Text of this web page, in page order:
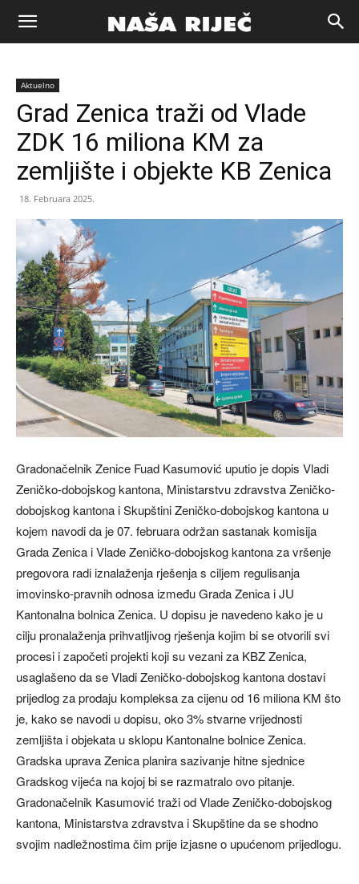
Naša
riječ
Aktuelno
Grad Zenica traži od Vlade
ZDK 16 miliona KM za
zemljište i objekte KB Zenica
18. Februara 2025.
Gradonačelnik Zenice Fuad Kasumović uputio je dopis Vladi
Zeničko-dobojskog kantona, Ministarstvu zdravstva Zeničko-
dobojskog kantona i Skupštini Zeničko-dobojskog kantona u
kojem navodi da je 07. februara održan sastanak komisija
Grada Zenica i Vlade Zeničko-dobojskog kantona za vršenje
pregovora radi iznalaženja rješenja s ciljem regulisanja
imovinsko-pravnih odnosa između Grada Zenica i JU
Kantonalna bolnica Zenica. U dopisu je navedeno kako je u
cilju pronalaženja prihvatljivog rješenja kojim bi se otvorili svi
procesi i započeti projekti koji su vezani za KBZ Zenica,
usaglašeno da se Vladi Zeničko-dobojskog kantona dostavi
prijedlog za prodaju kompleksa za cijenu od 16 miliona KM što
je, kako se navodi u dopisu, oko 3% stvarne vrijednosti
zemljišta i objekata u sklopu Kantonalne bolnice Zenica.
Gradska uprava Zenica planira sazivanje hitne sjednice
Gradskog vijeća na kojoj bi se razmatralo ovo pitanje.
Gradonačelnik Kasumović traži od Vlade Zeničko-dobojskog
kantona, Ministarstva zdravstva i Skupštine da se shodno
svojim nadležnostima čim prije izjasne o upućenom prijedlogu.